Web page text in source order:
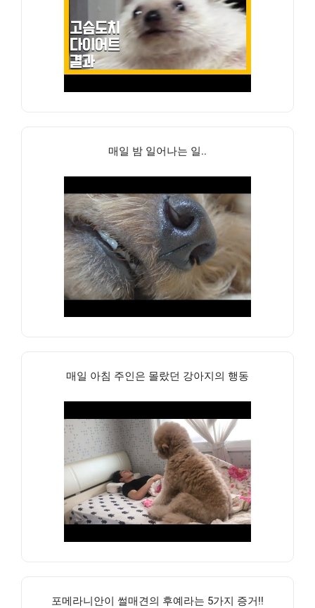
매일 밤 일어나는 일..
매일 아침 주인은 몰랐던 강아지의 행동
포메라니안이 썰매견의 후예라는 5가지 증거!!